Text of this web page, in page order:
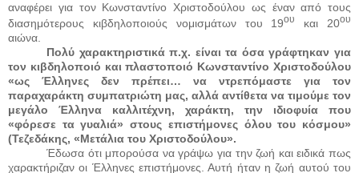
αναφέρει για τον Κωνσταντίνο Χριστοδούλου ως έναν από τους
διασημότερους κιβδηλοποιούς νομισμάτων του 19ου και 20ου
αιώνα.
Πολύ χαρακτηριστικά π.χ. είναι τα όσα γράφτηκαν για
τον κιβδηλοποιό και πλαστοποιό Κωνσταντίνο Χριστοδούλου
«ως Έλληνες δεν πρέπει… να ντρεπόμαστε για τον
παραχαράκτη συμπατριώτη μας, αλλά αντίθετα να τιμούμε τον
μεγάλο Έλληνα καλλιτέχνη, χαράκτη, την ιδιοφυία που
«φόρεσε τα γυαλιά» στους επιστήμονες όλου του κόσμου»
(Τεζεδάκης, «Μετάλια του Χριστοδούλου».
Έδωσα ότι μπορούσα να γράψω για την ζωή και ειδικά πως
χαρακτήριζαν οι Έλληνες επιστήμονες. Αυτή ήταν η ζωή αυτού του